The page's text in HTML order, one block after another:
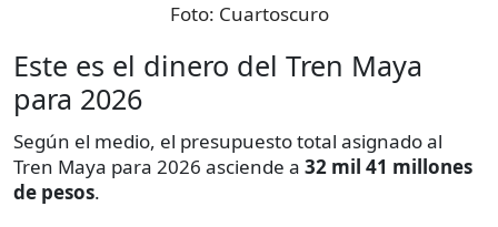
Foto: Cuartoscuro
Este es el dinero del Tren Maya
para 2026
Según el medio, el presupuesto total asignado al
Tren Maya para 2026 asciende a 32 mil 41 millones
de pesos.